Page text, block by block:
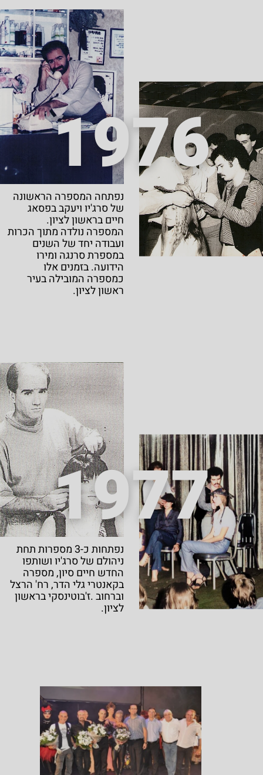
1976
נפתחה המספרה הראשונה
של סרג'יו ויעקב בפסאג
חיים בראשון לציון.
המספרה נולדה מתוך הכרות
ועבודה יחד של השנים
במספרת סרנגה ומירו
הידועה. בזמנים אלו
כמספרה המובילה בעיר
ראשון לציון.
1977
נפתחות כ-3 מספרות תחת
ניהולם של סרג'יו ושותפו
החדש חיים סיון, מספרה
בקאנטרי גלי הדר, רח' הרצל
וברחוב .ז'בוטינסקי בראשון
לציון.